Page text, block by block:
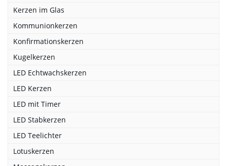
Kerzen im Glas
Kommunionkerzen
Konfirmationskerzen
Kugelkerzen
LED Echtwachskerzen
LED Kerzen
LED mit Timer
LED Stabkerzen
LED Teelichter
Lotuskerzen